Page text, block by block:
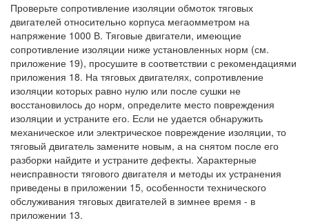
Проверьте сопротивление изоляции обмоток тяговых
двигателей относительно корпуса мегаомметром на
напряжение 1000 В. Тяговые двигатели, имеющие
сопротивление изоляции ниже установленных норм (см.
приложение 19), просушите в соответствии с рекомендациями
приложения 18. На тяговых двигателях, сопротивление
изоляции которых равно нулю или после сушки не
восстановилось до норм, определите место повреждения
изоляции и устраните его. Если не удается обнаружить
механическое или электрическое повреждение изоляции, то
тяговый двигатель замените новым, а на снятом после его
разборки найдите и устраните дефекты. Характерные
неисправности тягового двигателя и методы их устранения
приведены в приложении 15, особенности технического
обслуживания тяговых двигателей в зимнее время - в
приложении 13.